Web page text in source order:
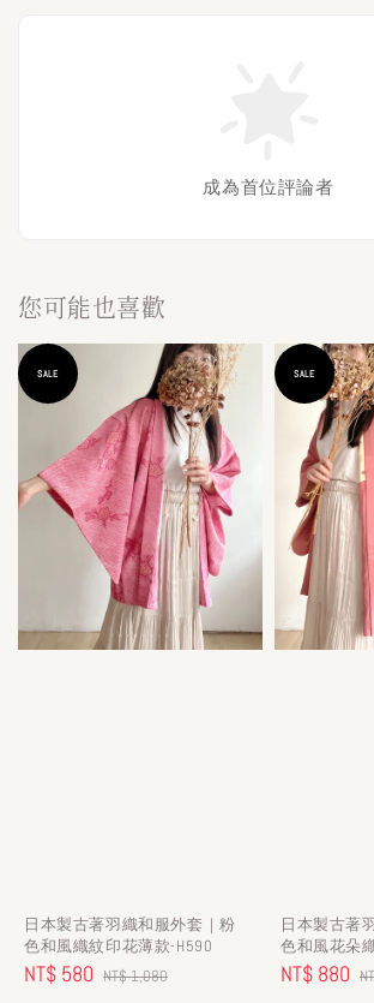
成為首位評論者
您可能也喜歡
SALE
日本製古著羽織和服外套｜粉
色和風織紋印花薄款-H590
Sale
NT$ 580 Regular
NT$ 1,080
SALE
日本製古著
色和風花朵
Sale
NT$ 880